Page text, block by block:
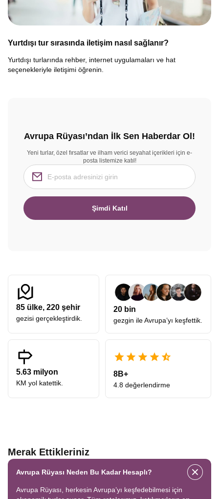
Yurtdışı tur sırasında iletişim nasıl sağlanır?
Yurtdışı turlarında rehber, internet uygulamaları ve hat
seçenekleriyle iletişimi öğrenin.
Avrupa Rüyası’ndan İlk Sen Haberdar Ol!
Yeni turlar, özel fırsatlar ve ilham verici seyahat içerikleri için e-
posta listemize katıl!
Şimdi Katıl
85 ülke, 220 şehir
gezisi gerçekleştirdik.
20 bin
gezgin ile Avrupa’yı keşfettik.
5.63 milyon
KM yol katettik.
8B+
4.8 değerlendirme
Merak Ettikleriniz
Avrupa Rüyası Neden Bu Kadar Hesaplı?
Avrupa Rüyası, herkesin Avrupa’yı keşfedebilmesi için